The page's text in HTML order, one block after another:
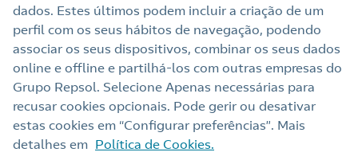
Nota legal
Política de privacidade
Política de cookies
Termos e Condições My Repsol
dados. Estes últimos podem incluir a criação de um
perfil com os seus hábitos de navegação, podendo
associar os seus dispositivos, combinar os seus dados
online e offline e partilhá‑los com outras empresas do
Grupo Repsol. Selecione Apenas necessárias para
recusar cookies opcionais. Pode gerir ou desativar
estas cookies em “Configurar preferências”. Mais
detalhes em Política de Cookies.